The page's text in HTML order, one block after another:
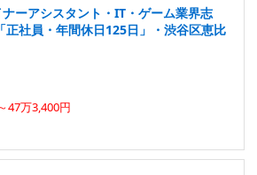
ーアシスタント・IT・ゲーム業界志
社員・年間休日125日」・渋谷区恵比
47万3,400円